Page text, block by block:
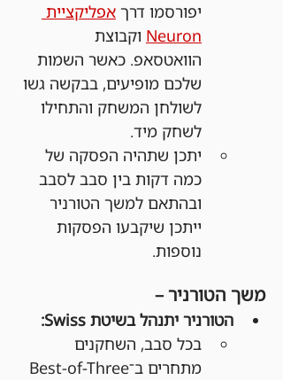
יפורסמו דרך אפליקציית
Neuron וקבוצת
הוואטסאפ. כאשר השמות
שלכם מופיעים, בבקשה גשו
לשולחן המשחק והתחילו
לשחק מיד.
יתכן שתהיה הפסקה של
כמה דקות בין סבב לסבב
ובהתאם למשך הטורניר
ייתכן שיקבעו הפסקות
נוספות.
משך הטורניר –
הטורניר יתנהל בשיטת Swiss:
בכל סבב, השחקנים